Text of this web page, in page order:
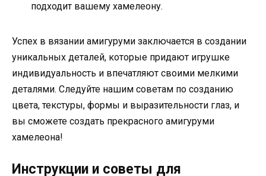
подходит вашему хамелеону.
Успех в вязании амигуруми заключается в создании
уникальных деталей, которые придают игрушке
индивидуальность и впечатляют своими мелкими
деталями. Следуйте нашим советам по созданию
цвета, текстуры, формы и выразительности глаз, и
вы сможете создать прекрасного амигуруми
хамелеона!
Инструкции и советы для